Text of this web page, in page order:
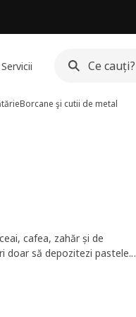
Servicii
Borcane şi cutii de metal
cafea, zahăr și de
doar să depozitezi pastele.
borcanelor cu mâncare